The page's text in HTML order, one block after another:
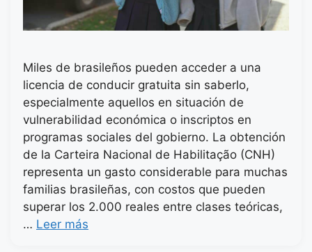
Miles de brasileños pueden acceder a una
licencia de conducir gratuita sin saberlo,
especialmente aquellos en situación de
vulnerabilidad económica o inscriptos en
programas sociales del gobierno. La obtención
de la Carteira Nacional de Habilitação (CNH)
representa un gasto considerable para muchas
familias brasileñas, con costos que pueden
superar los 2.000 reales entre clases teóricas,
… Leer más